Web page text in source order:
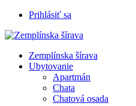
Prihlásiť sa
Zemplínska šírava
Ubytovanie
Apartmán
Chata
Chatová osada